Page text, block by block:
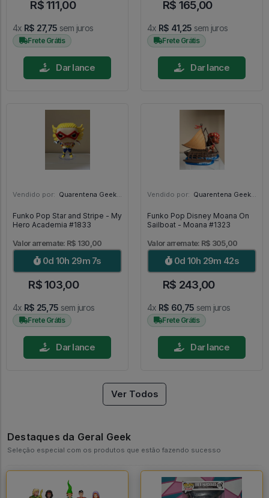
R$ 111,00
4x R$ 27,75 sem juros
Frete Grátis
Dar lance
R$ 165,00
4x R$ 41,25 sem juros
Frete Grátis
Dar lance
Vendido por: Quarentena Geek Store - SP
Funko Pop Star and Stripe - My
Hero Academia #1833
Valor arremate: R$ 130,00
0d 10h 29m 6s
R$ 103,00
4x R$ 25,75 sem juros
Frete Grátis
Dar lance
Vendido por: Quarentena Geek Store - SP
Funko Pop Disney Moana On
Sailboat - Moana #1323
Valor arremate: R$ 305,00
0d 10h 29m 41s
R$ 243,00
4x R$ 60,75 sem juros
Frete Grátis
Dar lance
Ver Todos
Destaques da Geral Geek
Seleção especial com os produtos que estão fazendo sucesso